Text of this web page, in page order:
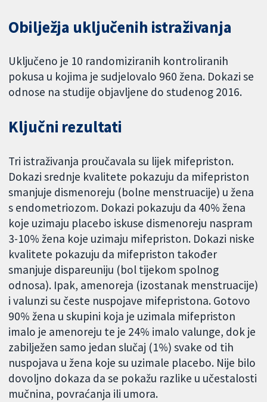
Obilježja uključenih istraživanja
Uključeno je 10 randomiziranih kontroliranih
pokusa u kojima je sudjelovalo 960 žena. Dokazi se
odnose na studije objavljene do studenog 2016.
Ključni rezultati
Tri istraživanja proučavala su lijek mifepriston.
Dokazi srednje kvalitete pokazuju da mifepriston
smanjuje dismenoreju (bolne menstruacije) u žena
s endometriozom. Dokazi pokazuju da 40% žena
koje uzimaju placebo iskuse dismenoreju naspram
3-10% žena koje uzimaju mifepriston. Dokazi niske
kvalitete pokazuju da mifepriston također
smanjuje dispareuniju (bol tijekom spolnog
odnosa). Ipak, amenoreja (izostanak menstruacije)
i valunzi su česte nuspojave mifepristona. Gotovo
90% žena u skupini koja je uzimala mifepriston
imalo je amenoreju te je 24% imalo valunge, dok je
zabilježen samo jedan slučaj (1%) svake od tih
nuspojava u žena koje su uzimale placebo. Nije bilo
dovoljno dokaza da se pokažu razlike u učestalosti
mučnina, povraćanja ili umora.